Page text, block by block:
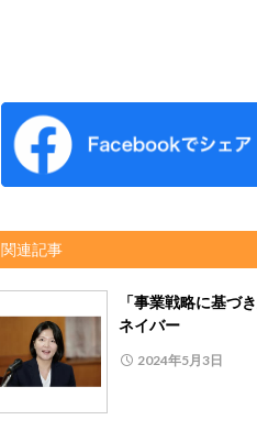
関連記事
「事業戦略に基づ
ネイバー
2024年5月3日